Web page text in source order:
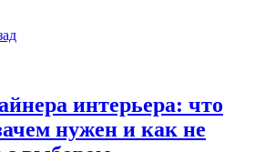
интерьера: что
нужен и как не